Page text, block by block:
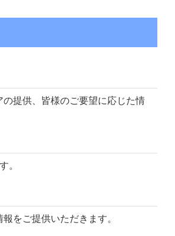
提供、皆様のご要望に応じた情
。
をご提供いただきます。